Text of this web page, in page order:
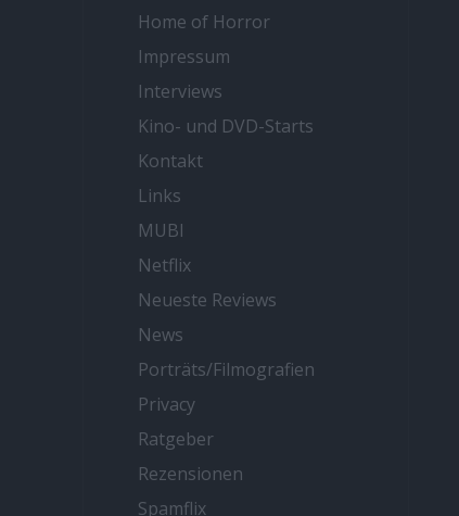
Home of Horror
Impressum
Interviews
Kino- und DVD-Starts
Kontakt
Links
MUBI
Netflix
Neueste Reviews
News
Porträts/Filmografien
Privacy
Ratgeber
Rezensionen
Spamflix